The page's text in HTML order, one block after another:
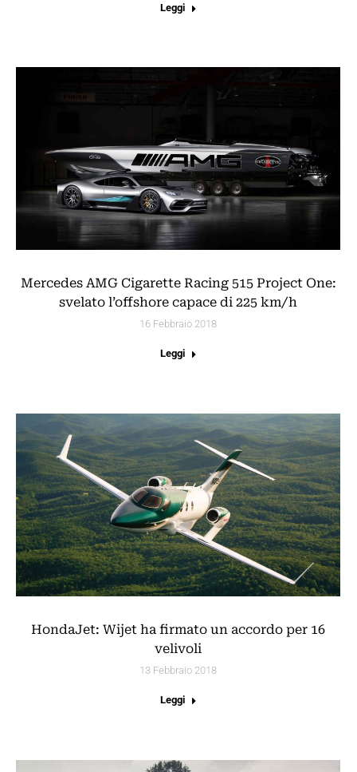
Leggi
Mercedes AMG Cigarette Racing 515 Project One:
svelato l’offshore capace di 225 km/h
16 Febbraio 2018
Leggi
HondaJet: Wijet ha firmato un accordo per 16
velivoli
13 Febbraio 2018
Leggi